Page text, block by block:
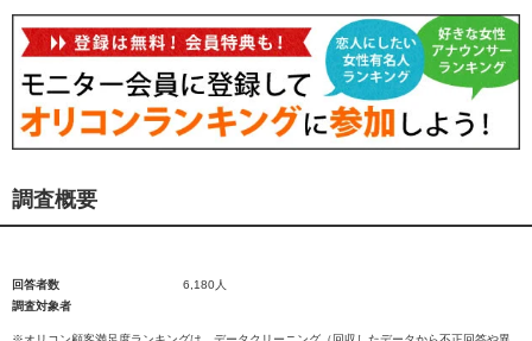
調査概要
回答者数
6,180人
調査対象者